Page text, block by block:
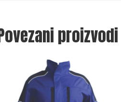
proizvodi